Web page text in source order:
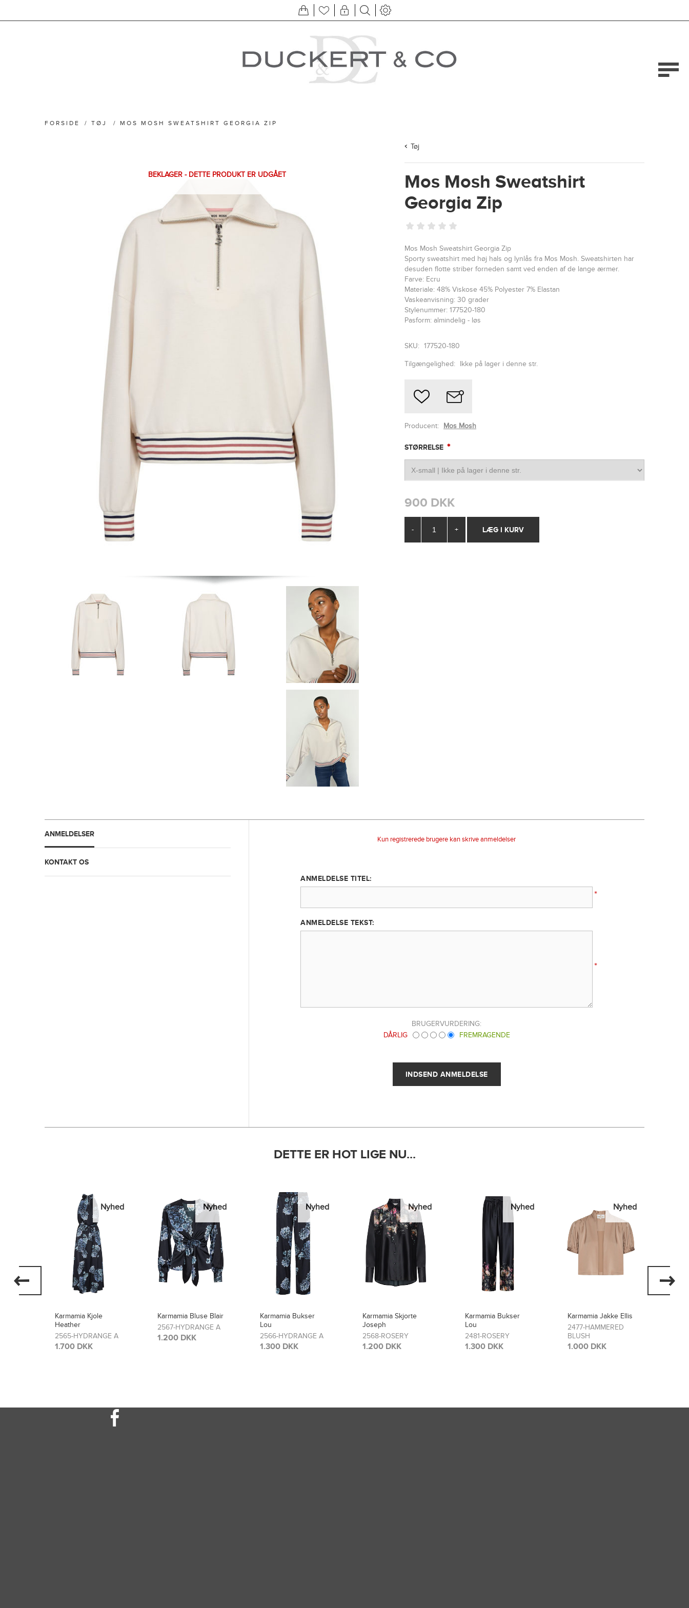
FORSIDE / TØJ / MOS MOSH SWEATSHIRT GEORGIA ZIP
BEKLAGER - DETTE PRODUKT ER UDGÅET
Tøj
Mos Mosh Sweatshirt
Georgia Zip
Mos Mosh Sweatshirt Georgia Zip
Sporty sweatshirt med høj hals og lynlås fra Mos Mosh. Sweatshirten har
desuden flotte striber forneden samt ved enden af de lange ærmer.
Farve: Ecru
Materiale: 48% Viskose 45% Polyester 7% Elastan
Vaskeanvisning: 30 grader
Stylenummer: 177520-180
Pasform: almindelig - løs
SKU: 177520-180
Tilgængelighed: Ikke på lager i denne str.
Producent: Mos Mosh
STØRRELSE *
900 DKK
- +
ANMELDELSER
KONTAKT OS
Kun registrerede brugere kan skrive anmeldelser
ANMELDELSE TITEL:
*
ANMELDELSE TEKST:
*
BRUGERVURDERING:
DÅRLIG
FREMRAGENDE
DETTE ER HOT LIGE NU...
Nyhed
Karmamia Bluse Blair
2567-HYDRANGE A
1.200 DKK
Nyhed
Karmamia Bukser
Lou
2566-HYDRANGE A
Nyhed
Karmamia Skjorte
Joseph
2568-ROSERY
1.200 DKK
Nyhed
Karmamia Bukser
Lou
2481-ROSERY
1.300 DKK
Nyhed
Karmamia Jakke Ellis
2477-HAMMERED
BLUSH
1.000 DKK
Nyhed
Karmamia Kjole Layla
2474-SCARLETT
FLOWER
1.700 DKK